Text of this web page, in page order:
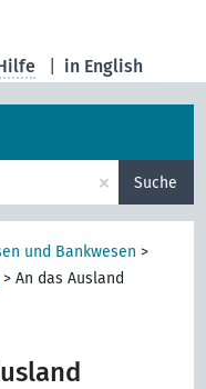
in English
× Suche
und Bankwesen >
>An das Ausland